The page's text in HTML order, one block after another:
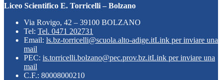
Liceo Scientifico E. Torricelli – Bolzano
Via Rovigo, 42 – 39100 BOLZANO
Tel: Tel. 0471 202731
Email: ls.bz-torricelli@scuola.alto-adige.itLink per inviare una
mail
PEC: is.torricelli.bolzano@pec.prov.bz.itLink per inviare una
mail
C.F.: 80008000210